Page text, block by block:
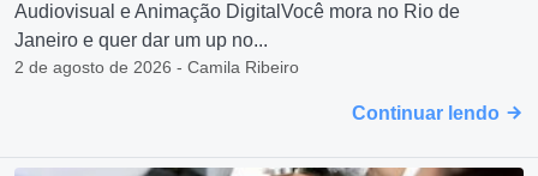
Audiovisual e Animação DigitalVocê mora no Rio de
Janeiro e quer dar um up no...
2 de agosto de 2026 - Camila Ribeiro
Continuar lendo